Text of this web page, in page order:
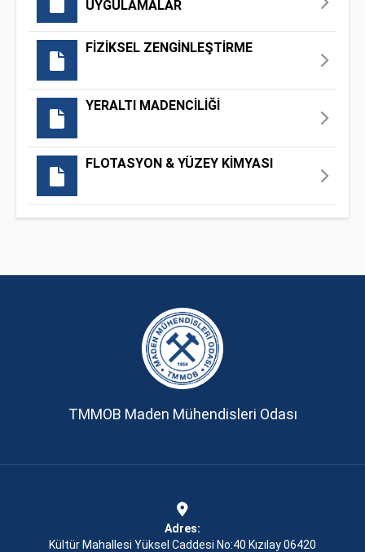
UYGULAMALAR
FİZİKSEL ZENGİNLEŞTİRME
YERALTI MADENCİLİĞİ
FLOTASYON & YÜZEY KİMYASI
TMMOB Maden Mühendisleri Odası
Adres:
Kültür Mahallesi Yüksel Caddesi No:40 Kızılay 06420